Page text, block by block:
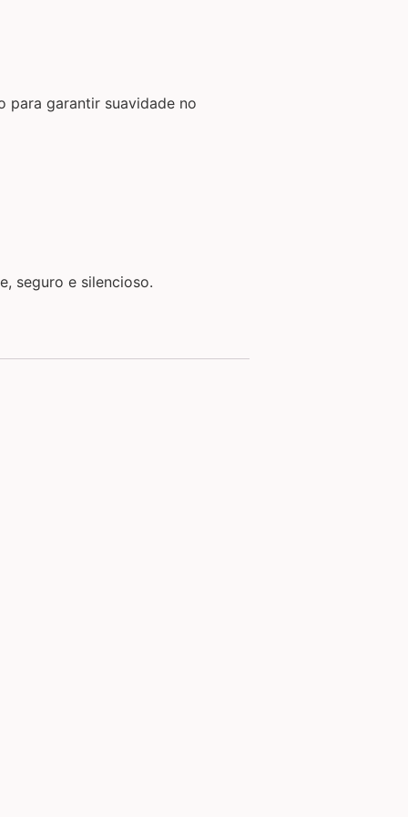
para garantir suavidade no
seguro e silencioso.